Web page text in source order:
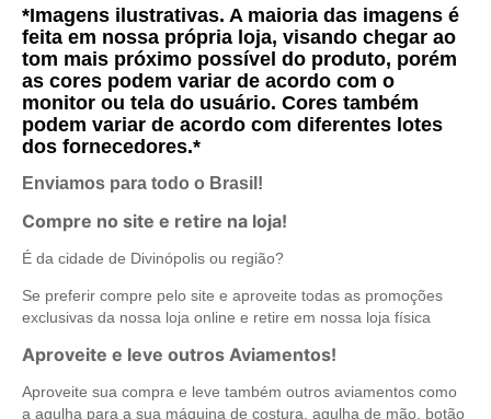
*Imagens ilustrativas. A maioria das imagens é
feita em nossa própria loja, visando chegar ao
tom mais próximo possível do produto, porém
as cores podem variar de acordo com o
monitor ou tela do usuário. Cores também
podem variar de acordo com diferentes lotes
dos fornecedores.*
Enviamos para todo o Brasil!
Compre no site e retire na loja!
É da cidade de Divinópolis ou região?
Se preferir compre pelo site e aproveite todas as promoções
exclusivas da nossa loja online e retire em nossa loja física
Aproveite e leve outros Aviamentos!
Aproveite sua compra e leve também outros aviamentos como
a agulha para a sua máquina de costura, agulha de mão, botão